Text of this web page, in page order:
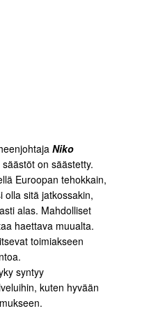
Niko
on säästetty.
Euroopan tehokkain,
olla sitä jatkossakin,
alas. Mahdolliset
haettava muualta.
toimiakseen
syntyy
kuten hyvään